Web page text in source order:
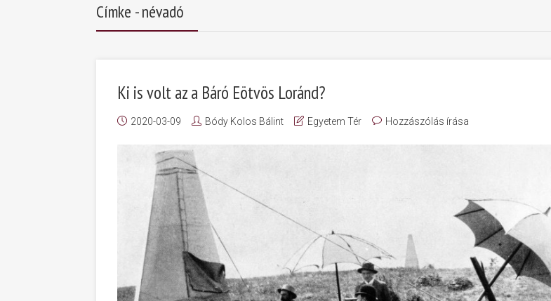
Címke - névadó
Ki is volt az a Báró Eötvös Loránd?
2020-03-09 Bódy Kolos Bálint Egyetem Tér Hozzászólás írása